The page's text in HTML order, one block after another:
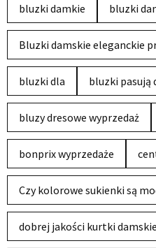
bluzki damkie bluzki
Bluzki damskie eleganckie
bluzki dla bluzki pasują
bluzy dresowe wyprzedaż
bonprix wyprzedaże
Czy kolorowe sukienki są
dobrej jakości kurtki damskie